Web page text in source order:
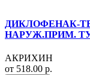
ДИКЛОФЕНАК-
НАРУЖ.ПРИМ.
АКРИХИН
от 518.00 р.